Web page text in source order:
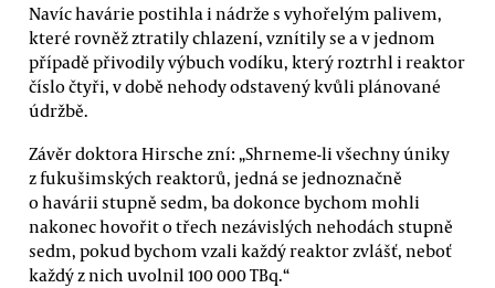
Navíc havárie postihla i nádrže s vyhořelým palivem,
které rovněž ztratily chlazení, vznítily se a v jednom
případě přivodily výbuch vodíku, který roztrhl i reaktor
číslo čtyři, v době nehody odstavený kvůli plánované
údržbě.
Závěr doktora Hirsche zní: „Shrneme-li všechny úniky
z fukušimských reaktorů, jedná se jednoznačně
o havárii stupně sedm, ba dokonce bychom mohli
nakonec hovořit o třech nezávislých nehodách stupně
sedm, pokud bychom vzali každý reaktor zvlášť, neboť
každý z nich uvolnil 100 000 TBq.“